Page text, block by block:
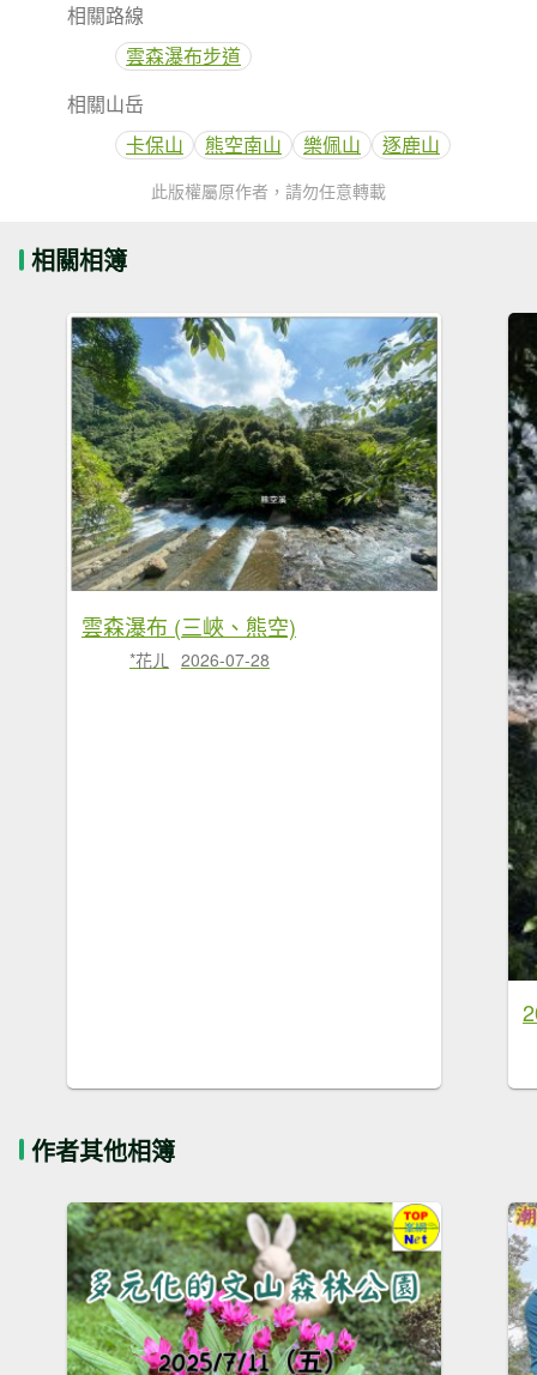
相關路線
雲森瀑布步道
相關山岳
卡保山
熊空南山 樂佩山 逐鹿山
此版權屬原作者，請勿任意轉載
相關相簿
雲森瀑布 (三峽、熊空)
*花ㄦ 2026-07-28
作者其他相簿